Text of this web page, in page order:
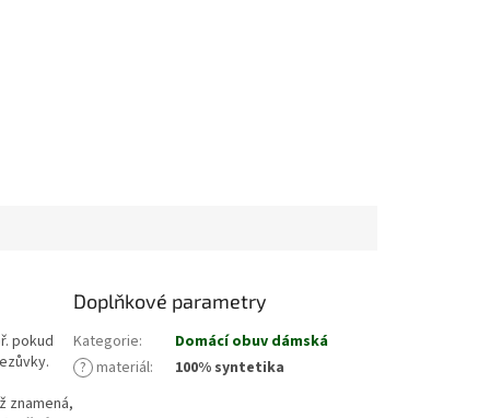
pokud
znamená,
Doplňkové parametry
Kategorie:
Domácí obuv dámská
? materiál: 100% syntetika